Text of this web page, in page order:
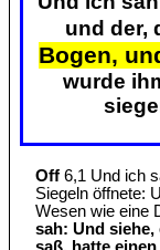
und der,
Bogen,
wurde
Off 6,1 Und ich
Siegeln öffnete:
Wesen wie eine
sah: Und
saß, hatte